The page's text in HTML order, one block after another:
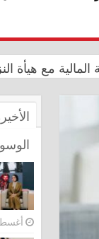
مع هيأة
الإيزيديين
أغسطس